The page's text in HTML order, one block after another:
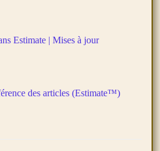
Estimate | Mises à jour
des articles (Estimate™)